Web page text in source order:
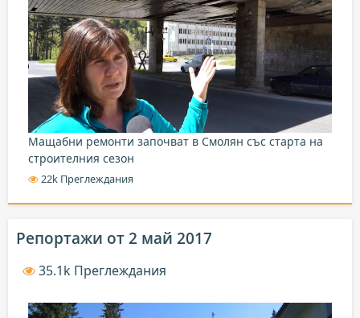
Мащабни ремонти започват в Смолян със старта на
строителния сезон
22k Преглеждания
Репортажи от 2 май 2017
35.1k Преглеждания